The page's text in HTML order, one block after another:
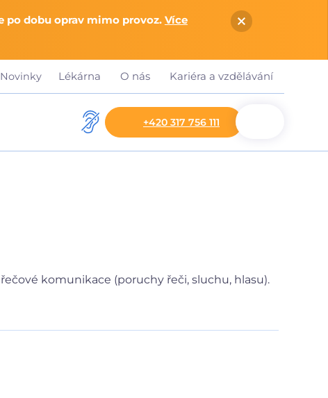
po dobu oprav mimo provoz. Více
Novinky Lékárna O nás Kariéra a vzdělávání
+420 317 756 111
komunikace (poruchy řeči, sluchu, hlasu).